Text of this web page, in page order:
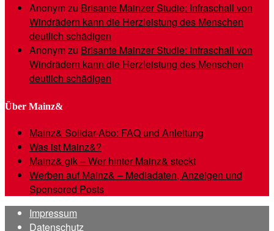
Anonymzu Brisante Mainzer Studie: Infraschall von
Windrädern kann die Herzleistung des Menschen
deutlich schädigen
Anonymzu Brisante Mainzer Studie: Infraschall von
Windrädern kann die Herzleistung des Menschen
deutlich schädigen
Über Mainz&
Mainz& Solidar-Abo: FAQ und Anleitung
Was ist Mainz&?
Mainz& gik – Wer hinter Mainz& steckt
Werben auf Mainz& – Mediadaten, Anzeigen und
Sponsored Posts
Impressum
Datenschutz